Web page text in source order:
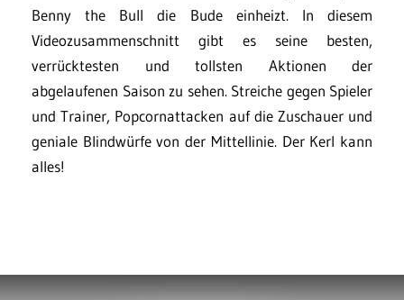
Benny the Bull die Bude einheizt. In diesem
Videozusammenschnitt gibt es seine besten,
verrücktesten und tollsten Aktionen der
abgelaufenen Saison zu sehen. Streiche gegen Spieler
und Trainer, Popcornattacken auf die Zuschauer und
geniale Blindwürfe von der Mittellinie. Der Kerl kann
alles!